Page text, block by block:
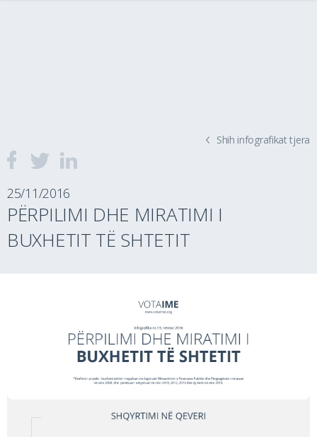
Shih infografikat tjera
25/11/2016
PËRPILIMI DHE MIRATIMI I
BUXHETIT TË SHTETIT